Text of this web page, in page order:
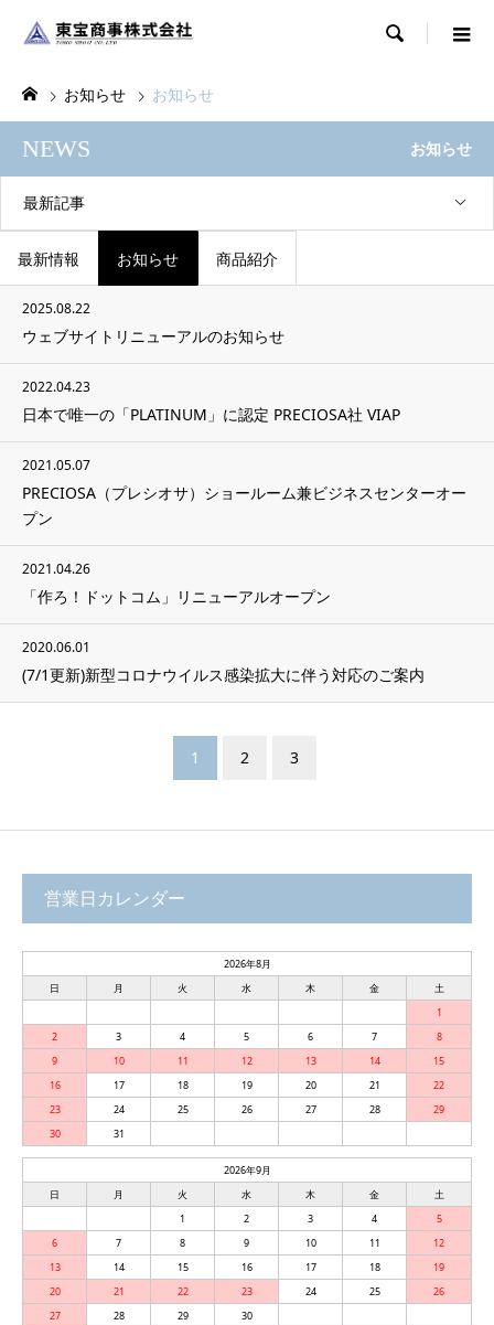

お知らせ お知らせ
NEWS お知らせ
最新記事
最新情報 お知らせ 商品紹介
2025.08.22
ウェブサイトリニューアルのお知らせ
2022.04.23
日本で唯一の「PLATINUM」に認定 PRECIOSA社 VIAP
2021.05.07
PRECIOSA（プレシオサ）ショールーム兼ビジネスセンターオー
プン
2021.04.26
「作ろ！ドットコム」リニューアルオープン
2020.06.01
(7/1更新)新型コロナウイルス感染拡大に伴う対応のご案内
1 2 3
営業日カレンダー
2026年8月
日
月 火 水 木 金
土
1
2
3 4 5 6 7
8
9
10 11 12 13 14
15
16
17 18 19 20 21
22
23
24 25 26 27 28
29
30
31
2026年9月
日
月 火 水 木 金
土
1
2 3 4
5
6
7 8 9 10 11
12
13
14 15 16 17 18
19
20
21 22 23 24 25
26
27
28 29 30